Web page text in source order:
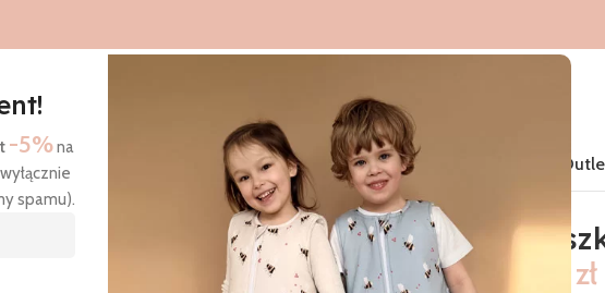
-5%na
spamu).
Śpiworki do spaniaProdukty
Traktory
zł